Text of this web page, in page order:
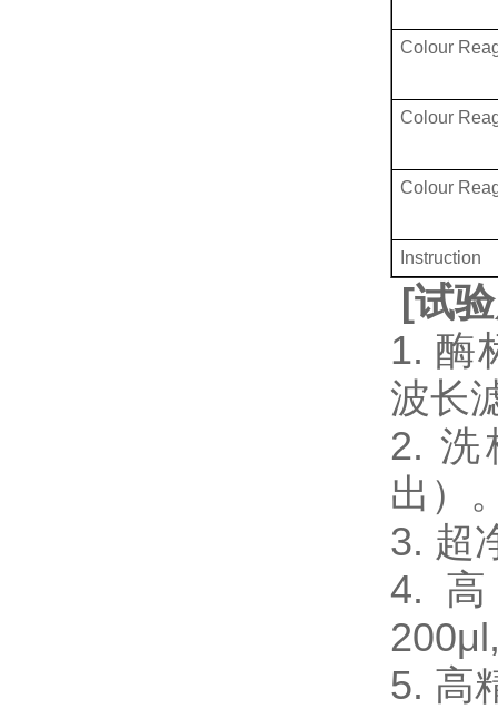
Colour
Colour
Colour
Instruction
[试
1. 酶
波长
2. 洗
出）
3. 超
4.
5. 高